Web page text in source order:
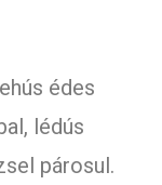
édes
lédús
párosul.